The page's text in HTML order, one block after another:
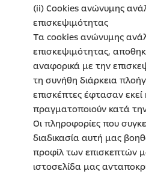
(ii) Cookies ανώνυμης
επισκεψιμότητας
Τα cookies ανώνυμης
επισκεψιμότητας,
αναφορικά με την
τη συνήθη διάρκεια
επισκέπτες έφτασαν εκεί
πραγματοποιούν κατά
Οι πληροφορίες που
διαδικασία αυτή μας
προφίλ των επισκεπτών
ιστοσελίδα μας